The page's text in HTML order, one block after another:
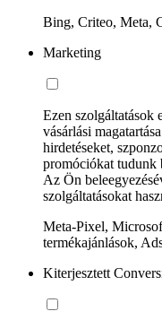
Bing, Criteo, Meta,
Marketing
Ezen szolgáltatások
vásárlási
hirdetéseket,
promóciókat tudunk
Az Ön
szolgáltatásokat
Meta-Pixel,
termékajánlások,
Kiterjesztett